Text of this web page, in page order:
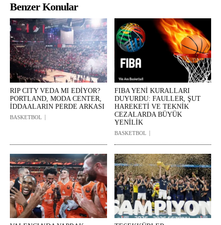
Benzer Konular
RIP CITY VEDA MI EDİYOR?
PORTLAND, MODA CENTER,
İDDAALARIN PERDE ARKASI
BASKETBOL
FIBA YENİ KURALLARI
DUYURDU: FAULLER, ŞUT
HAREKETİ VE TEKNİK
CEZALARDA BÜYÜK
YENİLİK
BASKETBOL